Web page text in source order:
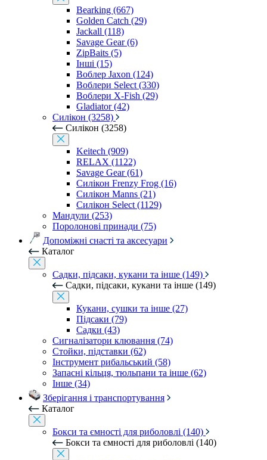
Bearking (667)
Golden Catch (29)
Jackall (118)
Savage Gear (6)
ZipBaits (5)
Інші (15)
Воблер Jaxon (124)
Воблери Select (330)
Воблери X-Fish (29)
Gladiator (42)
Силікон (3258)
Силікон (3258)
Keitech (909)
RELAX (1122)
Savage Gear (61)
Силікон Frenzy Frog (16)
Силікон Manns (21)
Силікон Select (1129)
Мандули (253)
Поролонові принади (75)
Допоміжні снасті та аксесуари
Каталог
Садки, підсаки, кукани та інше (149)
Садки, підсаки, кукани та інше (149)
Кукани, сушки та інше (27)
Підсаки (79)
Садки (43)
Сигналізатори клювання (74)
Стойки, підставки (62)
Інструмент рибальський (58)
Запасні кільця, тюльпани та інше (62)
Інше (34)
Зберігання і транспортування
Каталог
Бокси та ємності для риболовлі (140)
Бокси та ємності для риболовлі (140)